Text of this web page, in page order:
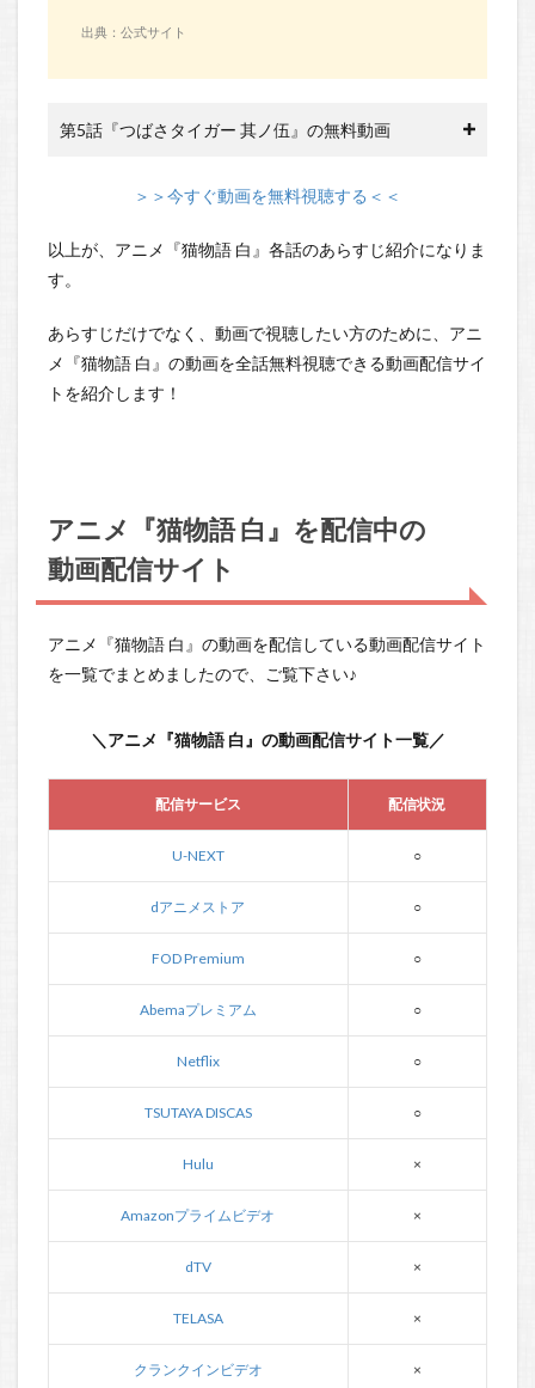
出典：公式サイト
第5話『つばさタイガー 其ノ伍』の無料動画
＞＞今すぐ動画を無料視聴する＜＜
以上が、アニメ『猫物語 白』各話のあらすじ紹介になりま
す。
あらすじだけでなく、動画で視聴したい方のために、アニ
メ『猫物語 白』の動画を全話無料視聴できる動画配信サイ
トを紹介します！
アニメ『猫物語 白』を配信中の
動画配信サイト
アニメ『猫物語 白』の動画を配信している動画配信サイト
を一覧でまとめましたので、ご覧下さい♪
＼アニメ『猫物語 白』の動画配信サイト一覧／
配信サービス 配信状況
U-NEXT ○
dアニメストア ○
FOD Premium ○
Abemaプレミアム ○
Netflix ○
TSUTAYA DISCAS ○
Hulu ×
Amazonプライムビデオ ×
dTV ×
TELASA ×
クランクインビデオ ×